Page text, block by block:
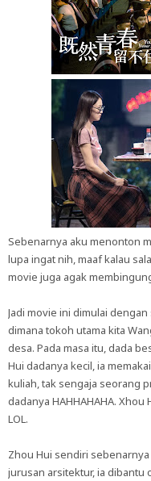
Sebenarnya aku menonton
lupa ingat nih, maaf kalau
movie juga agak
Jadi movie ini dimulai
dimana tokoh utama kita
desa. Pada masa itu, dada
Hui dadanya kecil, ia
kuliah, tak sengaja seorang
dadanya HAHHAHAHA.
LOL.
Zhou Hui sendiri
jurusan arsitektur, ia